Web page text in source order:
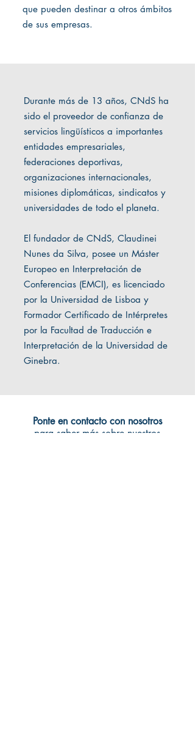
que pueden destinar a otros ámbitos
de sus empresas.
Durante más de 13 años, CNdS ha
sido el proveedor de confianza de
servicios lingüísticos a importantes
entidades empresariales,
federaciones deportivas,
organizaciones internacionales,
misiones diplomáticas, sindicatos y
universidades de todo el planeta.
El fundador de CNdS, Claudinei
Nunes da Silva, posee un Máster
Europeo en Interpretación de
Conferencias (EMCI), es licenciado
por la Universidad de Lisboa y
Formador Certificado de Intérpretes
por la Facultad de Traducción e
Interpretación de la Universidad de
Ginebra.
Ponte en contacto con nosotros
para saber más sobre nuestros